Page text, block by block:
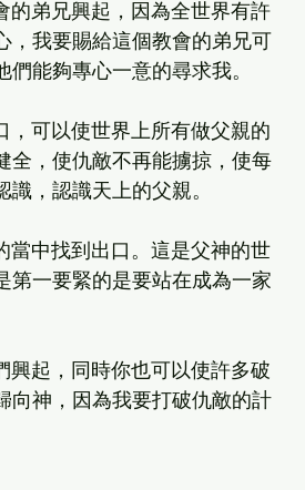
弟兄興起，因為全世界有許
，我要賜給這個教會的弟兄可
能夠專心一意的尋求我。
可以使世界上所有做父親的
全，使仇敵不再能擄掠，使每
，認識天上的父親。
中找到出口。這是父神的世
第一要緊的是要站在成為一家
起，同時你也可以使許多破
向神，因為我要打破仇敵的計